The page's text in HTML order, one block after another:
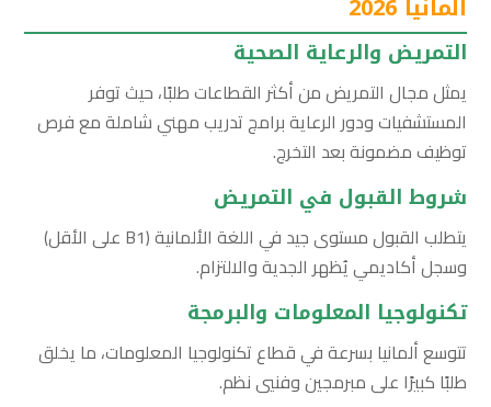
التمريض والرعاية الصحية
يمثل مجال التمريض من أكثر القطاعات طلبًا، حيث توفر
المستشفيات ودور الرعاية برامج تدريب مهني شاملة مع فرص
توظيف مضمونة بعد التخرج.
شروط القبول في التمريض
يتطلب القبول مستوى جيد في اللغة الألمانية (B1 على الأقل)
وسجل أكاديمي يُظهر الجدية والالتزام.
تكنولوجيا المعلومات والبرمجة
تتوسع ألمانيا بسرعة في قطاع تكنولوجيا المعلومات، ما يخلق
طلبًا كبيرًا على مبرمجين وفنيي نظم.